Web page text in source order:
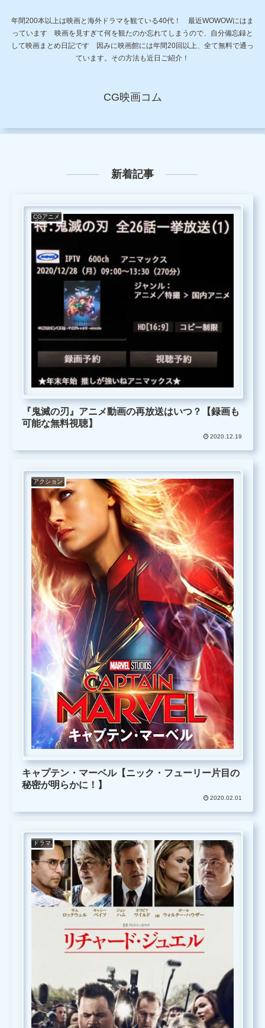
年間200本以上は映画と海外ドラマを観ている40代！ 最近WOWOWにはま
っています 映画を見すぎて何を観たのか忘れてしまうので、自分備忘録と
して映画まとめ日記です 因みに映画館には年間20回以上、全て無料で通っ
ています。その方法も近日ご紹介！
CG映画コム
新着記事
CGアニメ
『鬼滅の刃』アニメ動画の再放送はいつ？【録画も
可能な無料視聴】
2020.12.19
アクション
キャプテン・マーベル【ニック・フューリー片目の
秘密が明らかに！】
2020.02.01
ドラマ